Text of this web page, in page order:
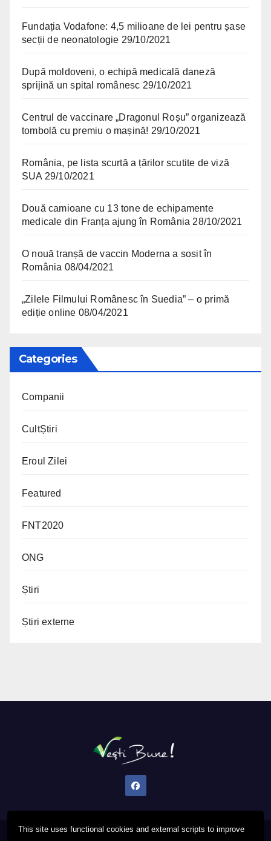
This site uses functional cookies and external scripts to improve
Fundația Vodafone: 4,5 milioane de lei pentru șase
secții de neonatologie 29/10/2021
După moldoveni, o echipă medicală daneză
sprijină un spital românesc 29/10/2021
Centrul de vaccinare „Dragonul Roșu” organizează
tombolă cu premiu o mașină! 29/10/2021
România, pe lista scurtă a țărilor scutite de viză
SUA 29/10/2021
Două camioane cu 13 tone de echipamente
medicale din Franța ajung în România 28/10/2021
O nouă tranșă de vaccin Moderna a sosit în
România 08/04/2021
„Zilele Filmului Românesc în Suedia” – o primă
ediție online 08/04/2021
Categories
Companii
CultȘtiri
Eroul Zilei
Featured
FNT2020
ONG
Știri
Știri externe